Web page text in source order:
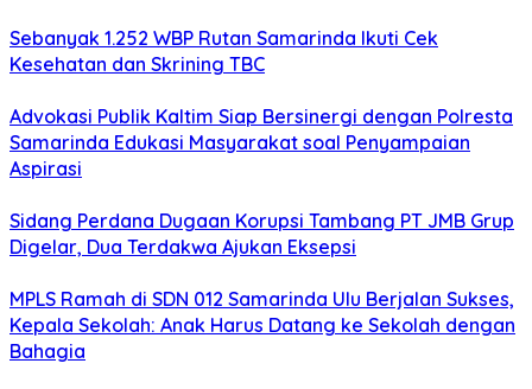
Sebanyak 1.252 WBP Rutan Samarinda Ikuti Cek
Kesehatan dan Skrining TBC
Advokasi Publik Kaltim Siap Bersinergi dengan Polresta
Samarinda Edukasi Masyarakat soal Penyampaian
Aspirasi
Sidang Perdana Dugaan Korupsi Tambang PT JMB Grup
Digelar, Dua Terdakwa Ajukan Eksepsi
MPLS Ramah di SDN 012 Samarinda Ulu Berjalan Sukses,
Kepala Sekolah: Anak Harus Datang ke Sekolah dengan
Bahagia